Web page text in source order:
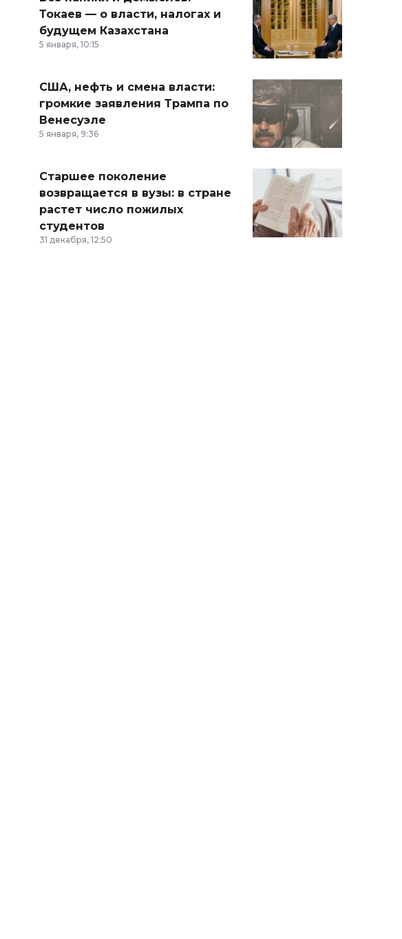
Токаев — о власти, налогах и
будущем Казахстана
5 января, 10:15
США, нефть и смена власти:
громкие заявления Трампа по
Венесуэле
5 января, 9:36
Старшее поколение
возвращается в вузы: в стране
растет число пожилых
студентов
31 декабря, 12:50